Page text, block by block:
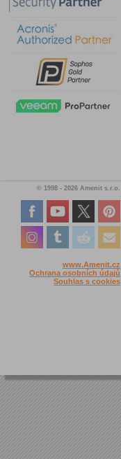
© 1998 - 2026 Amenit s.r.o.
www.Amenit.cz
Ochrana osobních údajů
Souhlas s cookies